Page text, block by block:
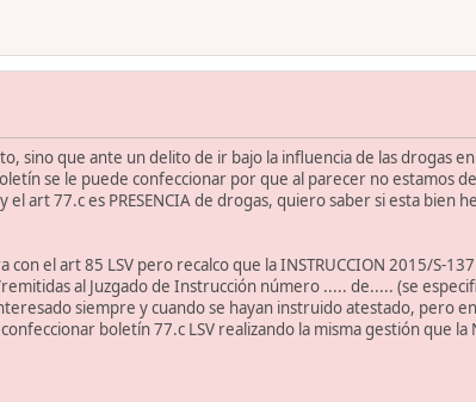
sino que ante un delito de ir bajo la influencia de las drogas
se le puede confeccionar por que al parecer no estamos
art 77.c es PRESENCIA de drogas, quiero saber si esta bien
el art 85 LSV pero recalco que la INSTRUCCION 2015/S-
al Juzgado de Instrucción número ..... de..... (se
siempre y cuando se hayan instruido atestado, pero
boletín 77.c LSV realizando la misma gestión que la